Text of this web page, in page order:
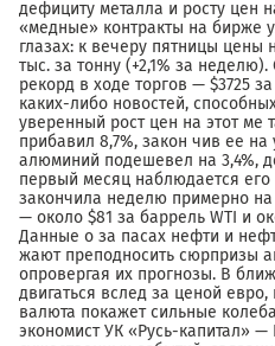
дефициту металла и росту цен
«медные» контракты на бирже
глазах: к вечеру пятницы цены
тыс. за тонну (+2,1% за
рекорд в ходе торгов — $3725
каких-либо новостей,
уверенный рост цен на этот ме
прибавил 8,7%, закон чив ее на
алюминий подешевел на 3,4%,
первый месяц наблюдается
закончила неделю примерно
— около $81 за баррель WTI и
Данные о за пасах нефти и
жают преподносить сюрпризы
опровергая их прогнозы. В
двигаться вслед за ценой
валюта покажет сильные
экономист УК «Русь-капитал»